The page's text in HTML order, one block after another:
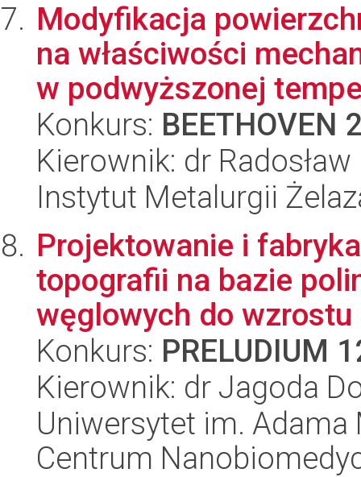
Modyfikacja
na właściwości
w podwyższonej
Konkurs: BEETHOVEN
Kierownik: dr
Instytut Metalurgii
Projektowanie i
topografii na bazie
węglowych do wzrostu
Konkurs: PRELUDIUM
Kierownik: dr Jagoda
Uniwersytet im.
Centrum